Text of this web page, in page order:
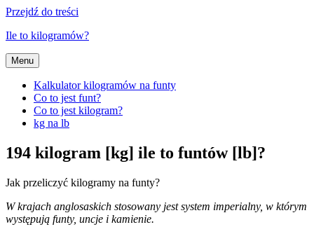
Przejdź do treści
Ile to kilogramów?
Menu
Kalkulator kilogramów na funty
Co to jest funt?
Co to jest kilogram?
kg na lb
194 kilogram [kg] ile to funtów [lb]?
Jak przeliczyć kilogramy na funty?
W krajach anglosaskich stosowany jest system imperialny, w którym
występują funty, uncje i kamienie.